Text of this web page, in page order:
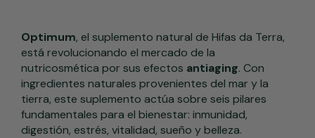
Optimum, el suplemento natural de Hifas da Terra,
está revolucionando el mercado de la
nutricosmética por sus efectos antiaging. Con
ingredientes naturales provenientes del mar y la
tierra, este suplemento actúa sobre seis pilares
fundamentales para el bienestar: inmunidad,
digestión, estrés, vitalidad, sueño y belleza.